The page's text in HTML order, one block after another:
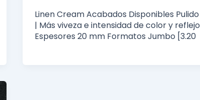
Linen Cream Acabados Disponibles Pulido
| Más viveza e intensidad de color y reflejo
Espesores 20 mm Formatos Jumbo [3.20